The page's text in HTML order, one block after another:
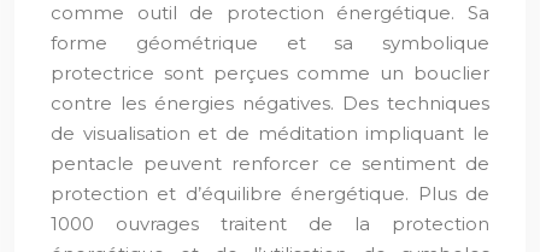
comme outil de protection énergétique. Sa
forme géométrique et sa symbolique
protectrice sont perçues comme un bouclier
contre les énergies négatives. Des techniques
de visualisation et de méditation impliquant le
pentacle peuvent renforcer ce sentiment de
protection et d’équilibre énergétique. Plus de
1000 ouvrages traitent de la protection